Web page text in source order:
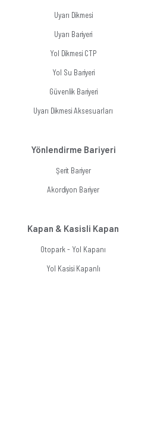
Uyarı Dikmesi
Uyarı Bariyeri
Yol Dikmesi CTP
Yol Su Bariyeri
Güvenlik Bariyeri
Uyarı Dikmesi Aksesuarları
Yönlendirme Bariyeri
Şerit Bariyer
Akordiyon Bariyer
Kapan & Kasisli Kapan
Otopark - Yol Kapanı
Yol Kasisi Kapanlı